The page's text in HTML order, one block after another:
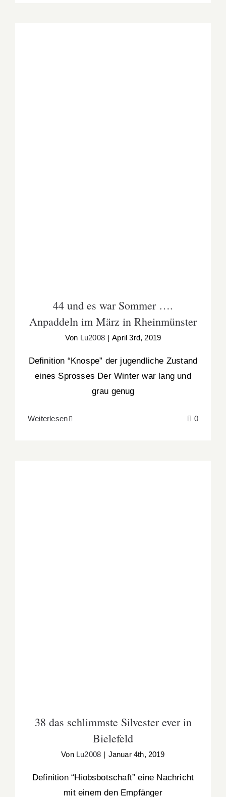
44 und es war Sommer ….
Anpaddeln im März in Rheinmünster
Von Lu2008 | April 3rd, 2019
Definition “Knospe” der jugendliche Zustand
eines Sprosses Der Winter war lang und
grau genug
Weiterlesen 0
38 das schlimmste Silvester ever in
Bielefeld
Von Lu2008 | Januar 4th, 2019
Definition “Hiobsbotschaft” eine Nachricht
mit einem den Empfänger